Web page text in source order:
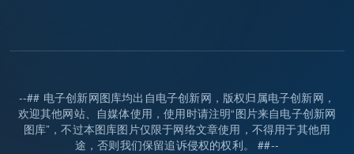
--## 电子创新网图库均出自电子创新网，版权归属电子创新网，
欢迎其他网站、自媒体使用，使用时请注明“图片来自电子创新网
图库”，不过本图库图片仅限于网络文章使用，不得用于其他用
途，否则我们保留追诉侵权的权利。 ##--